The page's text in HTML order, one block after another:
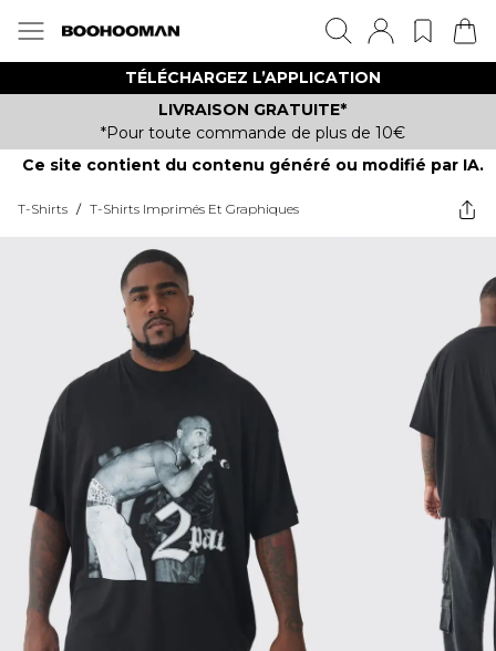
TÉLÉCHARGEZ L’APPLICATION
LIVRAISON GRATUITE*
*Pour toute commande de plus de 10€
Ce site contient du contenu généré ou modifié par IA.
T-Shirts / T-Shirts Imprimés Et Graphiques